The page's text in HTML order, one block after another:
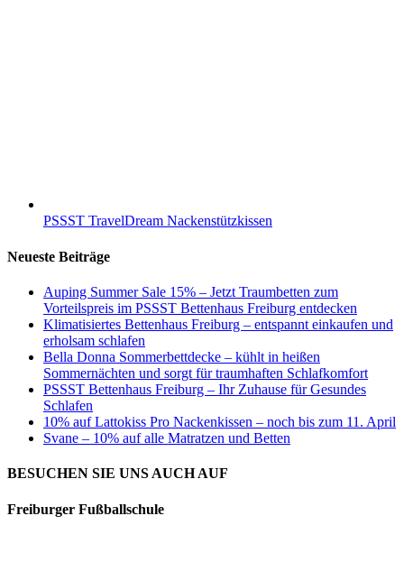
PSSST TravelDream Nackenstützkissen
Neueste Beiträge
Auping Summer Sale 15% – Jetzt Traumbetten zum
Vorteilspreis im PSSST Bettenhaus Freiburg entdecken
Klimatisiertes Bettenhaus Freiburg – entspannt einkaufen und
erholsam schlafen
Bella Donna Sommerbettdecke – kühlt in heißen
Sommernächten und sorgt für traumhaften Schlafkomfort
PSSST Bettenhaus Freiburg – Ihr Zuhause für Gesundes
Schlafen
10% auf Lattokiss Pro Nackenkissen – noch bis zum 11. April
Svane – 10% auf alle Matratzen und Betten
BESUCHEN SIE UNS AUCH AUF
Freiburger Fußballschule